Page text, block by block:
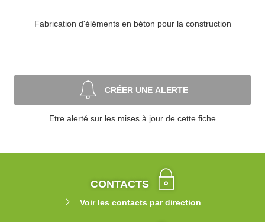
Fabrication d'éléments en béton pour la construction
CRÉER UNE ALERTE
Etre alerté sur les mises à jour de cette fiche
CONTACTS
Voir les contacts par direction